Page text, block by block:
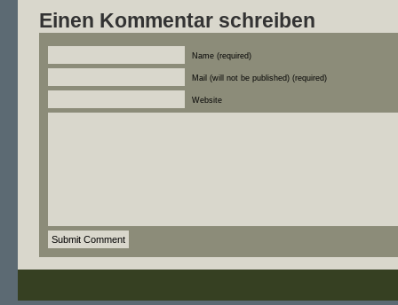
Einen Kommentar schreiben
Name (required)
Mail (will not be published) (required)
Website